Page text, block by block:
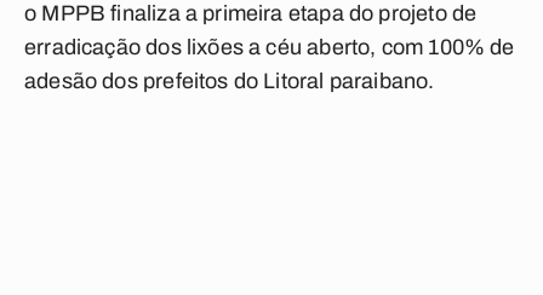
o MPPB finaliza a primeira etapa do projeto de
erradicação dos lixões a céu aberto, com 100% de
adesão dos prefeitos do Litoral paraibano.